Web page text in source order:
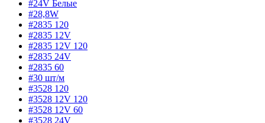
#24V Белые
#28,8W
#2835 120
#2835 12V
#2835 12V 120
#2835 24V
#2835 60
#30 шт/м
#3528 120
#3528 12V 120
#3528 12V 60
#3528 24V